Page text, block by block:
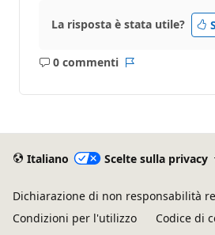
La risposta è stata utile?
0 commenti
Nessun
Italiano Scelte sulla privacy
Dichiarazione di non responsabilità
Condizioni per l'utilizzo
Codice di